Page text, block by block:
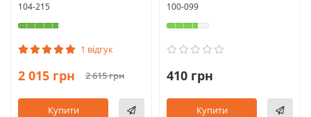
104-215
1 відгук
2 015 грн 2 615 грн
Купити
100-099
410 грн
Купити